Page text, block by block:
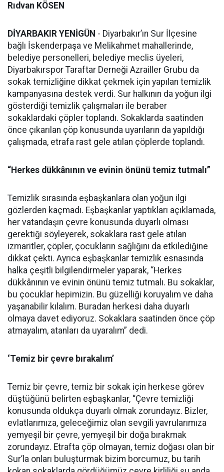
Rıdvan KÖSEN
DİYARBAKIR YENİGÜN - Diyarbakır’ın Sur İlçesine
bağlı İskenderpaşa ve Melikahmet mahallerinde,
belediye personelleri, belediye meclis üyeleri,
Diyarbakırspor Taraftar Derneği Azrailler Grubu da
sokak temizliğine dikkat çekmek için yapılan temizlik
kampanyasına destek verdi. Sur halkının da yoğun ilgi
gösterdiği temizlik çalışmaları ile beraber
sokaklardaki çöpler toplandı. Sokaklarda saatinden
önce çıkarılan çöp konusunda uyarıların da yapıldığı
çalışmada, etrafa rast gele atılan çöplerde toplandı.
“Herkes dükkânının ve evinin önünü temiz tutmalı”
Temizlik sırasında eşbaşkanlara olan yoğun ilgi
gözlerden kaçmadı. Eşbaşkanlar yaptıkları açıklamada,
her vatandaşın çevre konusunda duyarlı olması
gerektiği söyleyerek, sokaklara rast gele atılan
izmaritler, çöpler, çocukların sağlığını da etkilediğine
dikkat çekti. Ayrıca eşbaşkanlar temizlik esnasında
halka çeşitli bilgilendirmeler yaparak, “Herkes
dükkânının ve evinin önünü temiz tutmalı. Bu sokaklar,
bu çocuklar hepimizin. Bu güzelliği koruyalım ve daha
yaşanabilir kılalım. Buradan herkesi daha duyarlı
olmaya davet ediyoruz. Sokaklara saatinden önce çöp
atmayalım, atanları da uyaralım” dedi.
‘Temiz bir çevre bırakalım’
Temiz bir çevre, temiz bir sokak için herkese görev
düştüğünü belirten eşbaşkanlar, “Çevre temizliği
konusunda oldukça duyarlı olmak zorundayız. Bizler,
evlatlarımıza, geleceğimiz olan sevgili yavrularımıza
yemyeşil bir çevre, yemyeşil bir doğa bırakmak
zorundayız. Etrafta çöp olmayan, temiz doğası olan bir
Sur’la onları buluşturmak bizim borcumuz, bu tarih